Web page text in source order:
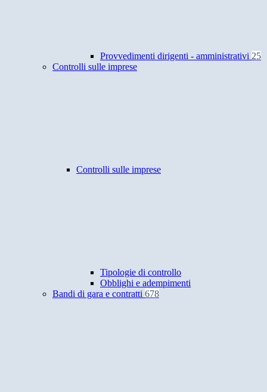
Provvedimenti dirigenti - amministrativi 25
Controlli sulle imprese
Controlli sulle imprese
Tipologie di controllo
Obblighi e adempimenti
Bandi di gara e contratti 678